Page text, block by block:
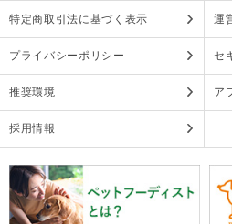
特定商取引法に基づく表示 運
プライバシーポリシー セ
推奨環境 ア
採用情報